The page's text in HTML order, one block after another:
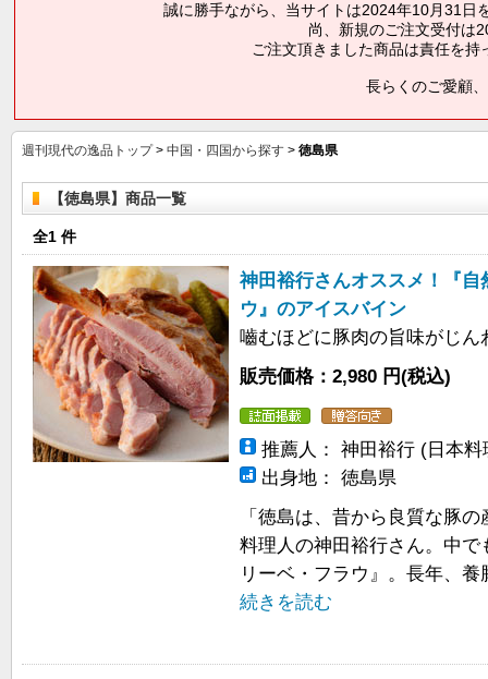
誠に勝手ながら、当サイトは2024年10月31日
尚、新規のご注文受付は
ご注文頂きました商品は責任を
長らくのご愛顧
週刊現代の逸品トップ> 中国・四国から探す > 徳島県
【徳島県】商品一覧
全1 件
神田裕行さんオススメ！『
ウ』のアイスバイン
嚙むほどに豚肉の旨味がじん
販売価格：2,980 円(税込)
推薦人： 神田裕行 (日本料
出身地： 徳島県
「徳島は、昔から良質な豚
料理人の神田裕行さん。中
リーベ・フラウ』。長年、
続きを読む